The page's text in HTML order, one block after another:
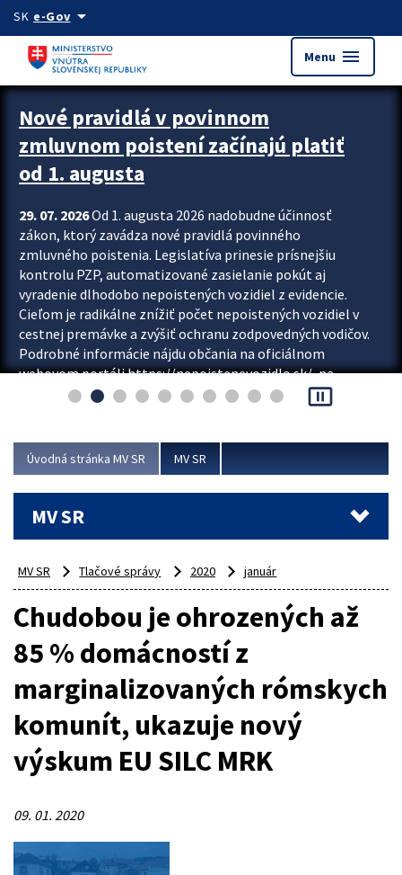
Preskocit na hlavný obsah
SK e-Govarrow_drop_down
Menu menu
Zastavit automatický posun upútavok
Nové pravidlá v povinnom
zmluvnom poistení začínajú platiť
od 1. augusta
29. 07. 2026Od 1. augusta 2026 nadobudne účinnosť
zákon, ktorý zavádza nové pravidlá povinného
zmluvného poistenia. Legislatíva prinesie prísnejšiu
kontrolu PZP, automatizované zasielanie pokút aj
vyradenie dlhodobo nepoistených vozidiel z evidencie.
Cieľom je radikálne znížiť počet nepoistených vozidiel v
cestnej premávke a zvýšiť ochranu zodpovedných vodičov.
Podrobné informácie nájdu občania na oficiálnom
webovom portáli https://nepoistenevozidlo.sk/, na
ktorom od augusta pribudne aj možnosť overiť si...
pause_presentation
Úvodná stránka MV SR MV SR
MV SR
MV SR Tlačové správy 2020 január
Chudobou je ohrozených až
85 % domácností z
marginalizovaných rómskych
komunít, ukazuje nový
výskum EU SILC MRK
09. 01. 2020